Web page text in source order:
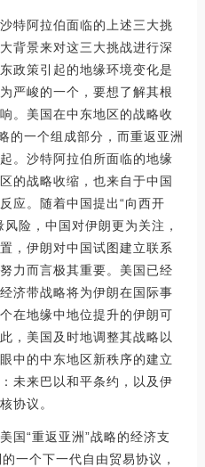
特阿拉伯面临的上述三大挑
背景来对这三大挑战进行深
政策引起的地缘环境变化是
严峻的一个，要想了解其根
。美国在中东地区的战略收
的一个组成部分，而重返亚洲
。沙特阿拉伯所面临的地缘
的战略收缩，也来自于中国
应。随着中国提出“向西开
险，中国对伊朗更为关注，
，伊朗对中国试图建立联系
力而言极其重要。美国已经
济带战略将为伊朗在国际事
在地缘中地位提升的伊朗可
，美国及时地调整其战略以
中的中东地区新秩序的建立
未来巴以和平条约，以及伊
协议。
国“重返亚洲”战略的经济支
一个下一代自由贸易协议，